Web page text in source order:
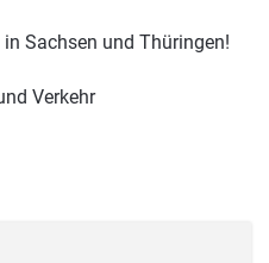
Sachsen und Thüringen!
Verkehr